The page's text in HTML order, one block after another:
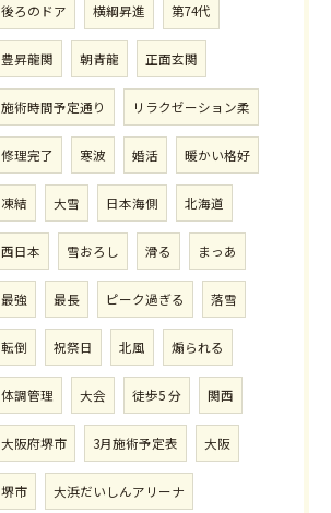
後ろのドア 横綱昇進 第74代
豊昇龍関 朝青龍 正面玄関
施術時間予定通り リラクゼーション柔
修理完了 寒波 婚活 暖かい格好
凍結 大雪 日本海側 北海道
西日本 雪おろし 滑る まっあ
最強 最長 ピーク過ぎる 落雪
転倒 祝祭日 北風 煽られる
体調管理 大会 徒歩5 分 関西
大阪府堺市 3月施術予定表 大阪
堺市 大浜だいしんアリーナ